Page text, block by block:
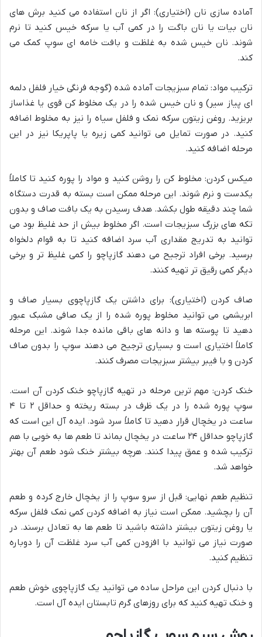
آماده سازی نان (اختیاری): اگر از نان استفاده می کنید برش های
نان بیات یا نان باگت را در کمی آب یا سرکه خیس کنید تا نرم
شوند. نان خیس شده به غلظت و بافت خامه ای سوپ کمک می
کند.
ترکیب مواد: تمام سبزیجات آماده شده (گوجه فرنگی خیار فلفل دلمه
ای پیاز سیر) و نان خیس شده را در یک مخلوط کن قوی یا غذاساز
بریزید. روغن زیتون سرکه نمک و فلفل سیاه را نیز به مخلوط اضافه
کنید. در صورت تمایل می توانید کمی زیره یا پاپریکا نیز در این
مرحله اضافه کنید.
میکس کردن: مخلوط کن را روشن کنید و مواد را پوره کنید تا کاملاً
یکدست و نرم شوند. این مرحله ممکن است بسته به قدرت دستگاه
شما چند دقیقه طول بکشد. هدف رسیدن به یک بافت صاف و بدون
تکه های بزرگ سبزیجات است. اگر مخلوط بیش از حد غلیظ بود می
توانید به تدریج مقداری آب سرد اضافه کنید تا به قوام دلخواه
برسید. برخی افراد ترجیح می دهند گازپاچو را کمی غلیظ تر و برخی
دیگر کمی رقیق تر تهیه کنند.
صاف کردن (اختیاری): برای داشتن یک گازپاچوی بسیار صاف و
ابریشمی می توانید مخلوط پوره شده را از یک صافی مشبک عبور
دهید تا پوسته ها و دانه های باقی مانده جدا شوند. این مرحله
کاملاً اختیاری است و بسیاری ترجیح می دهند سوپ را بدون صاف
کردن و با فیبر بیشتر سبزیجات مصرف کنند.
خنک کردن: مهم ترین مرحله در تهیه گازپاچو خنک کردن آن است.
سوپ پوره شده را در یک ظرف در بسته ریخته و حداقل ۲ تا ۴
ساعت در یخچال قرار دهید تا کاملاً سرد شود. ایده آل این است که
گازپاچو حداقل ۲۴ ساعت در یخچال بماند تا طعم ها به خوبی با هم
ترکیب شده و عمق پیدا کنند. هرچه بیشتر خنک شود طعم آن بهتر
خواهد شد.
تنظیم طعم نهایی: قبل از سرو سوپ را از یخچال خارج کرده و طعم
آن را بچشید. ممکن است نیاز به اضافه کردن کمی نمک فلفل سرکه
یا روغن زیتون بیشتر داشته باشید تا طعم ها به تعادل برسند. در
صورت نیاز می توانید با افزودن کمی آب سرد غلظت آن را دوباره
تنظیم کنید.
با دنبال کردن این مراحل ساده می توانید یک گازپاچوی خوش طعم
و خنک تهیه کنید که برای روزهای گرم تابستان ایده آل است.